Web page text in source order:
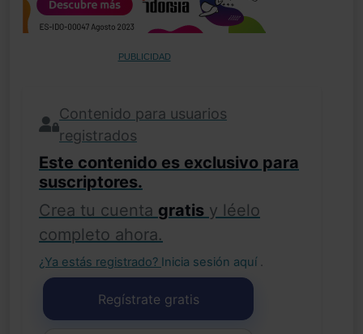
PUBLICIDAD
Contenido para usuarios
registrados
Este contenido es exclusivo para
suscriptores.
Crea tu cuenta gratis y léelo
completo ahora.
¿Ya estás registrado? Inicia sesión aquí .
Regístrate gratis